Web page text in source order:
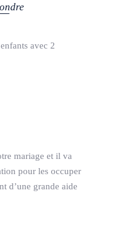
avec 2
mariage et il va
pour les occuper
d’une grande aide